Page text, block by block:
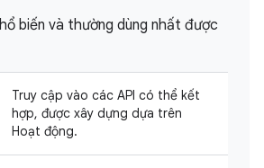
biến và thường dùng nhất được
Truy cập vào các API có thể kết
hợp, được xây dựng dựa trên
Hoạt động.